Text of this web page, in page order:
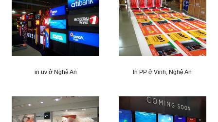
in uv ở Nghệ An In PP ở Vinh, Nghệ An